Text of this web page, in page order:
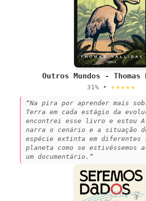
Outros Mundos -
31% • ★★★★★
“Na pira por aprender mais
Terra em cada estágio da
encontrei esse livro e estou A-
narra o cenário e a situação
espécie extinta em diferentes
planeta como se estivéssemos
um documentário.”